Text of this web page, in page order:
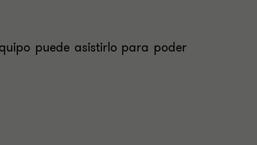
puede asistirlo para poder